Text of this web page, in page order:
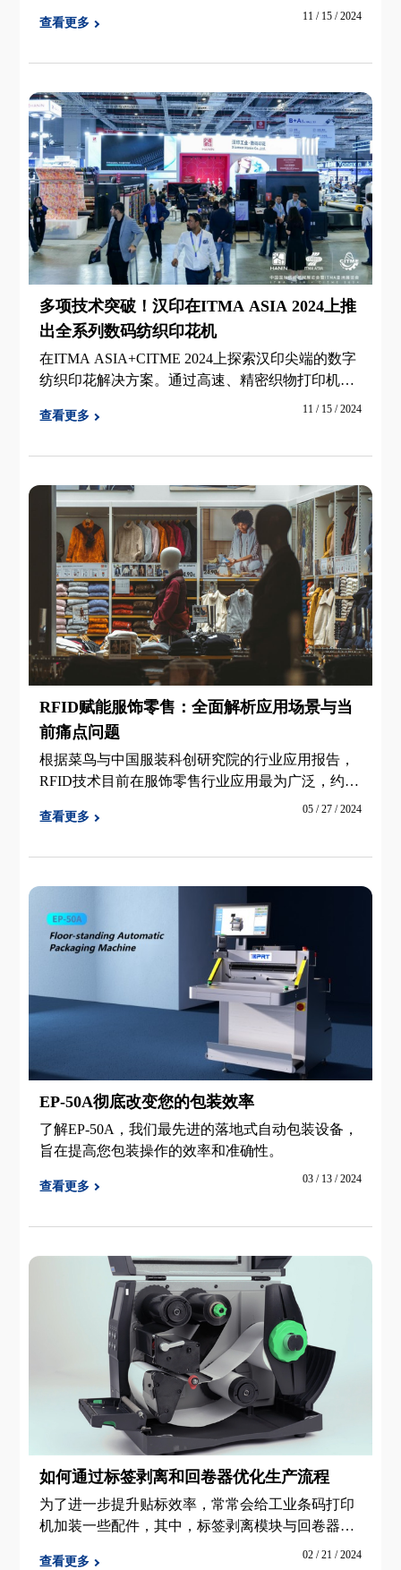
查看更多
11 / 15 / 2024
多项技术突破！汉印在ITMA ASIA 2024上推
出全系列数码纺织印花机
在ITMA ASIA+CITME 2024上探索汉印尖端的数字
纺织印花解决方案。通过高速、精密织物打印机的
现场演示，探索DA208S EVO等创新产品。
查看更多
11 / 15 / 2024
RFID赋能服饰零售：全面解析应用场景与当
前痛点问题
根据菜鸟与中国服装科创研究院的行业应用报告，
RFID技术目前在服饰零售行业应用最为广泛，约有
70%的RFID标签被用于服装、鞋类和其他零售产
品。头部企业纷纷布局RFID，并逐步向产业链下游
查看更多
05 / 27 / 2024
EP-50A彻底改变您的包装效率
了解EP-50A，我们最先进的落地式自动包装设备，
旨在提高您包装操作的效率和准确性。
查看更多
03 / 13 / 2024
如何通过标签剥离和回卷器优化生产流程
为了进一步提升贴标效率，常常会给工业条码打印
机加装一些配件，其中，标签剥离模块与回卷器的
查看更多
02 / 21 / 2024